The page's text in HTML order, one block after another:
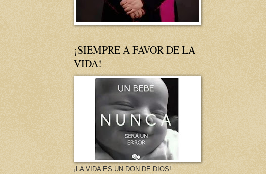
¡SIEMPRE A FAVOR DE LA
VIDA!
¡LA VIDA ES UN DON DE DIOS!